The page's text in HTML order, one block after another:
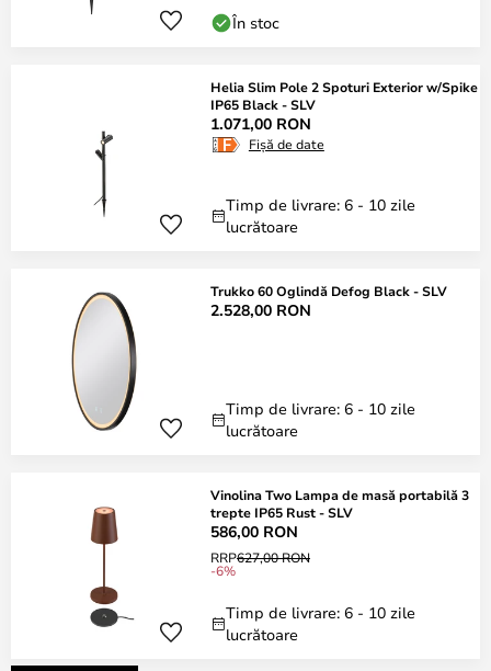
În stoc
Helia Slim Pole 2 Spoturi Exterior w/Spike
IP65 Black - SLV
1.071,00 RON
Fișă de date
Timp de livrare: 6 - 10 zile
lucrătoare
Trukko 60 Oglindă Defog Black - SLV
2.528,00 RON
Timp de livrare: 6 - 10 zile
lucrătoare
Vinolina Two Lampa de masă portabilă 3
trepte IP65 Rust - SLV
586,00 RON
RRP627,00 RON
-6%
Timp de livrare: 6 - 10 zile
lucrătoare